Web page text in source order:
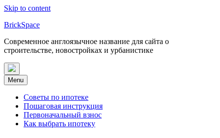
Skip to content
BrickSpace
Современное англоязычное название для сайта о
строительстве, новостройках и урбанистике
Menu
Советы по ипотеке
Пошаговая инструкция
Первоначальный взнос
Как выбрать ипотеку